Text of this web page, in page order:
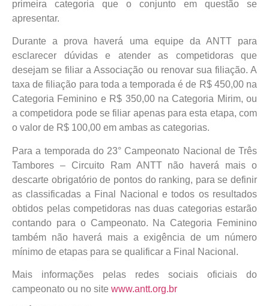
primeira categoria que o conjunto em questão se
apresentar.
Durante a prova haverá uma equipe da ANTT para
esclarecer dúvidas e atender as competidoras que
desejam se filiar a Associação ou renovar sua filiação. A
taxa de filiação para toda a temporada é de R$ 450,00 na
Categoria Feminino e R$ 350,00 na Categoria Mirim, ou
a competidora pode se filiar apenas para esta etapa, com
o valor de R$ 100,00 em ambas as categorias.
Para a temporada do 23° Campeonato Nacional de Três
Tambores – Circuito Ram ANTT não haverá mais o
descarte obrigatório de pontos do ranking, para se definir
as classificadas a Final Nacional e todos os resultados
obtidos pelas competidoras nas duas categorias estarão
contando para o Campeonato. Na Categoria Feminino
também não haverá mais a exigência de um número
mínimo de etapas para se qualificar a Final Nacional.
Mais informações pelas redes sociais oficiais do
campeonato ou no site www.antt.org.br